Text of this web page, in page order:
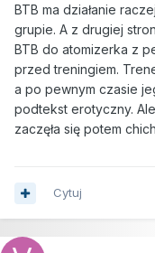
BTB ma działanie
grupie. A z drugiej
BTB do atomizerka z
przed treningiem.
a po pewnym czasie
podtekst erotyczny.
zaczęła się potem
Cytuj